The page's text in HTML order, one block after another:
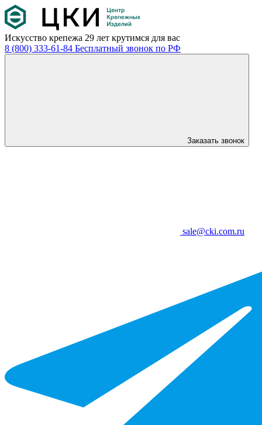
Искусство крепежа 29 лет крутимся для вас
8 (800) 333-61-84 Бесплатный звонок по РФ
Заказать звонок
sale@cki.com.ru